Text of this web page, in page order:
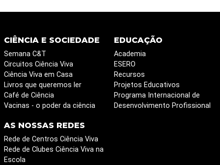
CIÊNCIA E SOCIEDADE
Semana C&T
Circuitos Ciência Viva
Ciência Viva em Casa
Livros que queremos ler
Café de Ciência
Vacinas - o poder da ciência
EDUCAÇÃO
Academia
ESERO
Recursos
Projetos Educativos
Programa Internacional de
Desenvolvimento Profissional
AS NOSSAS REDES
Rede de Centros Ciência Viva
Rede de Clubes Ciência Viva na
Escola